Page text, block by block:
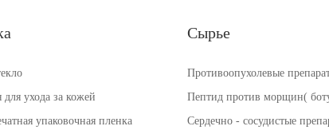
ухода за кожей
упаковочная пленка
Сырье
Противоопухолевые
Пептид против морщин(
Сердечно - сосудистые